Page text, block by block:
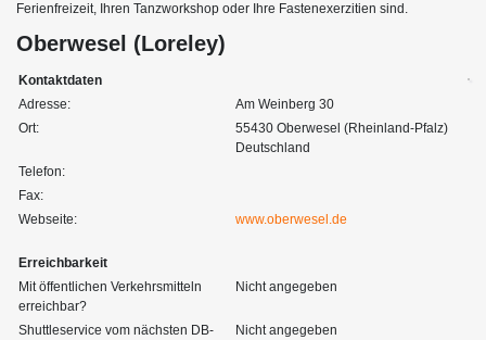
Ferienfreizeit, Ihren Tanzworkshop oder Ihre Fastenexerzitien sind.
Oberwesel (Loreley)
Kontaktdaten
Adresse:
Am Weinberg 30
Ort:
55430 Oberwesel (Rheinland-Pfalz)
Deutschland
Telefon:
Fax:
Webseite:
www.oberwesel.de
Erreichbarkeit
Mit öffentlichen Verkehrsmitteln
erreichbar?
Nicht angegeben
Shuttleservice vom nächsten DB-
Nicht angegeben